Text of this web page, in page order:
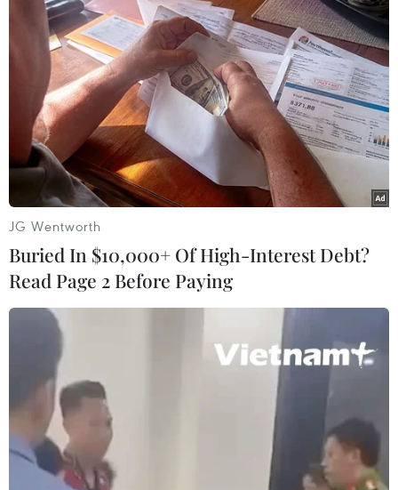
TIN LIÊN QUAN
Tổng thống Mahmoud Abbas tuyên bố
không đàm phán thêm với Israel
27/09/2014 04:15
Tổng thống Abbas khẳng định Palestine "không thể
quay lại vòng đàm phán vốn không giải quyết được
gốc rễ của vấn đề" khi Israel vẫn tiếp tục xây các khu
JG Wentworth
Buried In $10,000+ Of High-Interest Debt?
Read Page 2 Before Paying